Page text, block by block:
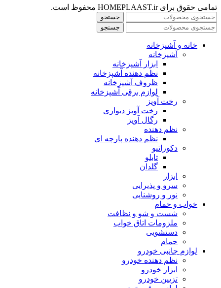
تمامی حقوق برای HOMEPLAAST.ir محفوظ است.
جستجو
جستجو
خانه و آشپزخانه
آشپزخانه
ابزار آشپزخانه
نظم دهنده آشپزخانه
ظروف آشپزخانه
لوازم برقی آشپزخانه
رخت آویز
رخت آویز دیواری
رگال آویز
نظم دهنده
نظم دهنده پارچه ای
دکوراتیو
تابلو
گلدان
ابزار
سرو و پذیرایی
نور و روشنایی
خواب و حمام
شست و شو و نظافت
ملزومات اتاق خواب
دستشویی
حمام
لوازم جانبی خودرو
نظم دهنده خودرو
ابزار خودرو
تزیین خودرو